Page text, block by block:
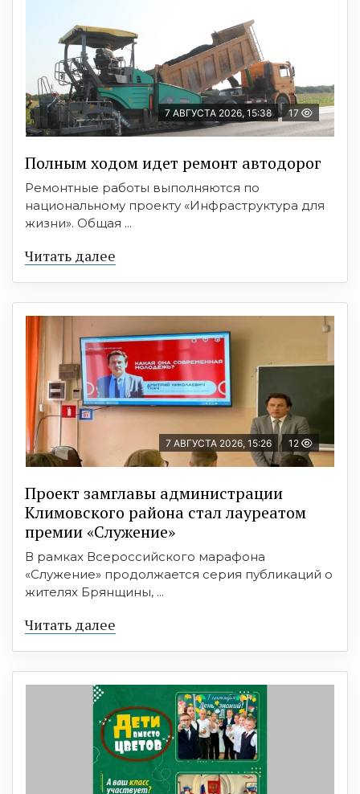
7 АВГУСТА 2026, 15:38 17
Полным ходом идет ремонт автодорог
Ремонтные работы выполняются по
национальному проекту «Инфраструктура для
жизни». Общая ...
Читать далее
7 АВГУСТА 2026, 15:26 12
Проект замглавы администрации
Климовского района стал лауреатом
премии «Служение»
В рамках Всероссийского марафона
«Служение» продолжается серия публикаций о
жителях Брянщины, ...
Читать далее